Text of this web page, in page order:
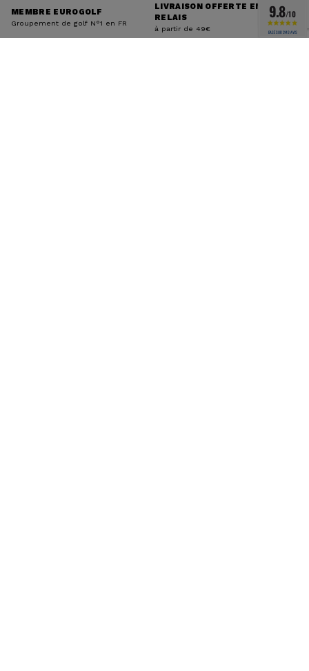
MEMBRE EUROGOLF
Groupement de golf N°1 en FR
LIVRAISON OFFERTE EN
RELAIS
à partir de 49€
9.8/10
BASÉ SUR 3143 AVIS